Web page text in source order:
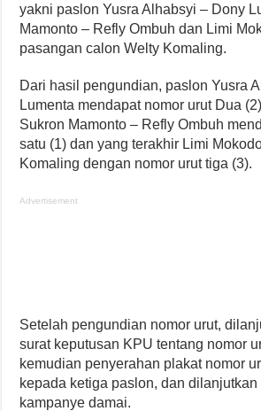
yakni paslon Yusra Alhabsyi – Dony
Mamonto – Refly Ombuh dan Limi
pasangan calon Welty Komaling.
Dari hasil pengundian, paslon Yusra
Lumenta mendapat nomor urut Dua
Sukron Mamonto – Refly Ombuh
satu (1) dan yang terakhir Limi
Komaling dengan nomor urut tiga (3).
Advertisement
Setelah pengundian nomor urut,
surat keputusan KPU tentang nomor
kemudian penyerahan plakat nomor
kepada ketiga paslon, dan
kampanye damai.